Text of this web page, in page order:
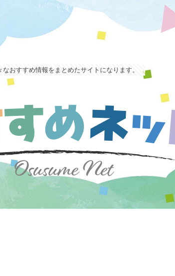
なおすすめ情報をまとめたサイトになります。